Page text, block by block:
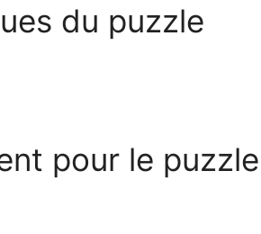
du puzzle
pour le puzzle